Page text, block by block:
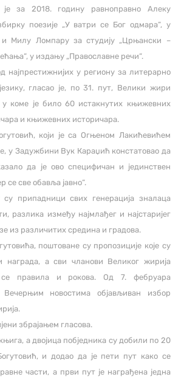
је за 2018. годину равноправно Алеку
поезије „У ватри се Бог одмара“, у
и Милу Ломпару за студију „Црњански –
у издању „Православне речи“.
најпрестижнијих у региону за литерарно
гласао је, по 31. пут, Велики жири
коме је било 60 истакнутих књижевних
и књижевних историчара.
који је са Огњеном Лакићевићем
у Задужбини Вук Караџић констатовао да
да је ово специфичан и јединствен
се све обавља јавно“.
припадници свих генерација зналаца
разлика између најмлађег и најстаријег
из различитих средина и градова.
поштоване су пропозиције које су
награда, а сви чланови Великог жирија
правила и рокова. Од 7. фебруара
новостима објављиван избор
збрајањем гласова.
а двојица побједника су добили по 20
и додао да је пети пут како се
части, а први пут је награђена једна